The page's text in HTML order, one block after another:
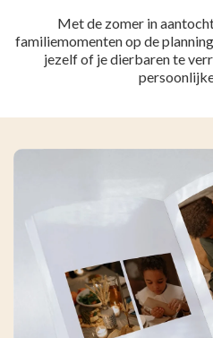
Met de zomer in
familiemomenten op de
jezelf of je dierbaren te